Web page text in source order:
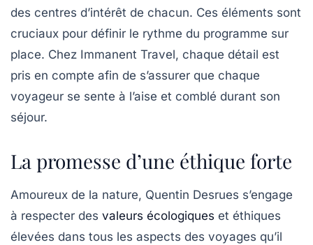
des centres d’intérêt de chacun. Ces éléments sont
cruciaux pour définir le rythme du programme sur
place. Chez Immanent Travel, chaque détail est
pris en compte afin de s’assurer que chaque
voyageur se sente à l’aise et comblé durant son
séjour.
La promesse d’une éthique forte
Amoureux de la nature, Quentin Desrues s’engage
à respecter des valeurs écologiques et éthiques
élevées dans tous les aspects des voyages qu’il